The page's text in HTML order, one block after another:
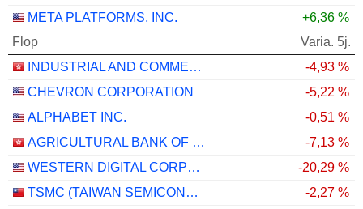
META PLATFORMS, INC.
+6,36 %
Flop
Varia. 5j.
INDUSTRIAL AND COMMERCIAL BANK OF CHINA LIMITED
-4,93 %
CHEVRON CORPORATION
-5,22 %
ALPHABET INC.
-0,51 %
AGRICULTURAL BANK OF CHINA LIMITED
-7,13 %
WESTERN DIGITAL CORPORATION
-20,29 %
TSMC (TAIWAN SEMICONDUCTOR MANUFACTURING COMPANY)
-2,27 %